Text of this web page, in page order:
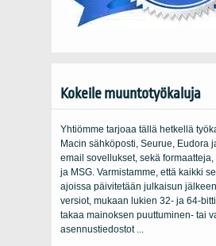
Kokeile muuntotyökaluja
Yhtiömme tarjoaa tällä hetkellä
Macin sähköposti, Seurue, Eudora
email sovellukset, sekä formaatteja,
ja MSG. Varmistamme, että kaikki
ajoissa päivitetään julkaisun
versiot, mukaan lukien 32- ja 64-
takaa mainoksen puuttuminen- tai
asennustiedostot ...